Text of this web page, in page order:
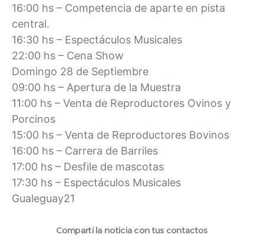
16:00 hs – Competencia de aparte en pista
central.
16:30 hs – Espectáculos Musicales
22:00 hs – Cena Show
Domingo 28 de Septiembre
09:00 hs – Apertura de la Muestra
11:00 hs – Venta de Reproductores Ovinos y
Porcinos
15:00 hs – Venta de Reproductores Bovinos
16:00 hs – Carrera de Barriles
17:00 hs – Desfile de mascotas
17:30 hs – Espectáculos Musicales
Gualeguay21
Compartí la noticia con tus contactos